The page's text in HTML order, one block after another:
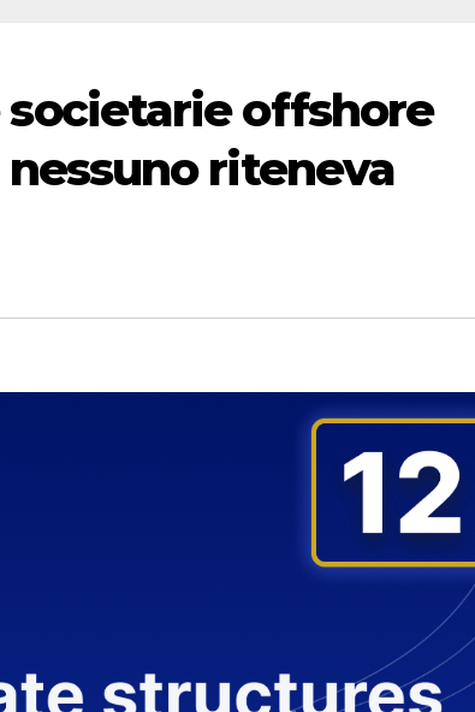
offshore
riteneva